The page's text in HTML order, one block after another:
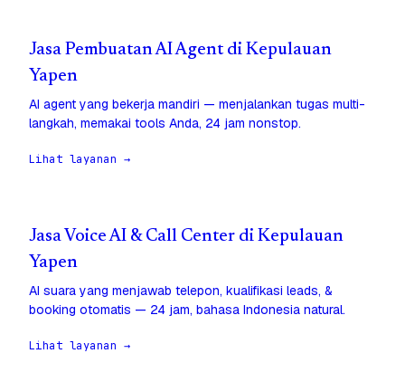
Jasa Pembuatan AI Agent di Kepulauan
Yapen
AI agent yang bekerja mandiri — menjalankan tugas multi-
langkah, memakai tools Anda, 24 jam nonstop.
Lihat layanan →
Jasa Voice AI & Call Center di Kepulauan
Yapen
AI suara yang menjawab telepon, kualifikasi leads, &
booking otomatis — 24 jam, bahasa Indonesia natural.
Lihat layanan →